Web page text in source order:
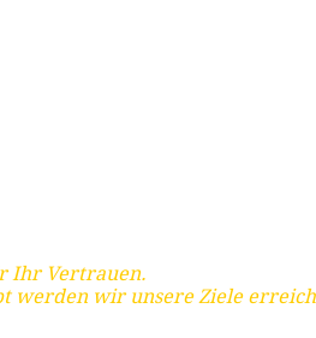
Ihr Vertrauen.
werden wir unsere Ziele